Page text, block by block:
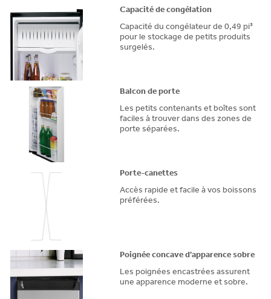
Capacité de congélation
Capacité du congélateur de 0,49 pi³
pour le stockage de petits produits
surgelés.
Balcon de porte
Les petits contenants et boîtes sont
faciles à trouver dans des zones de
porte séparées.
Porte-canettes
Accès rapide et facile à vos boissons
préférées.
Poignée concave d'apparence sobre
Les poignées encastrées assurent
une apparence moderne et sobre.